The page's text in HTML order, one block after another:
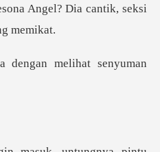
Angel? Dia
dengan melih